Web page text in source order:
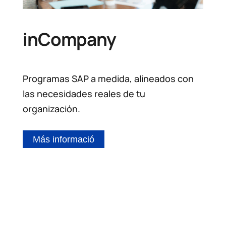
inCompany
Programas SAP a medida, alineados con
las necesidades reales de tu
organización.
Más informació